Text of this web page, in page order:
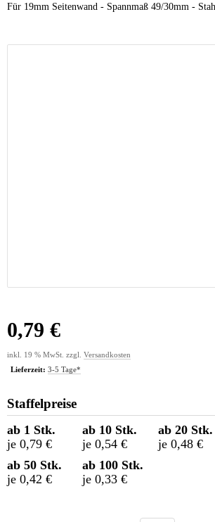
Für 19mm Seitenwand - Spannmaß 49/30mm -
0,79 €
inkl. 19 % MwSt. zzgl. Versandkosten
Lieferzeit: 3-5 Tage*
Staffelpreise
ab 1 Stk.
je 0,79 €
ab 10 Stk.
je 0,54 €
ab 20 Stk.
je 0,48 €
ab 50 Stk.
je 0,42 €
ab 100 Stk.
je 0,33 €